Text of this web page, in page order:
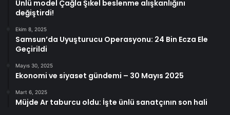
Ünlü model Çağla Şıkel beslenme alışkanlığını
değiştirdi!
Ekim 8, 2025
Samsun’da Uyuşturucu Operasyonu: 24 Bin Ecza Ele
Geçirildi
Mayıs 30, 2025
Ekonomi ve siyaset gündemi – 30 Mayıs 2025
Mart 6, 2025
Müjde Ar taburcu oldu: İşte ünlü sanatçının son hali